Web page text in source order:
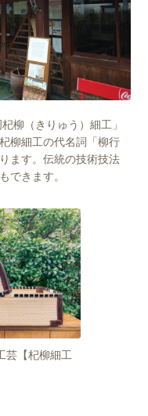
柳（きりゅう）細工」
柳細工の代名詞「柳行
ます。伝統の技術技法
できます。
芸【杞柳細工